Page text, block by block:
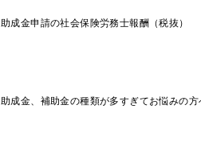
助成金申請の社会保険労務士報酬（税抜）
助成金、補助金の種類が多すぎてお悩みの方